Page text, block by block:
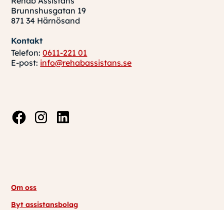
Brunnshusgatan 19
871 34 Härnösand
Kontakt
Telefon:0611-221 01
E-post: info@rehabassistans.se
Om oss
Byt assistansbolag